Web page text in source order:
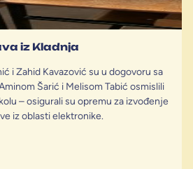
iz Kladnja
i Zahid Kavazović su u dogovoru sa
Šarić i Melisom Tabić osmislili
– osigurali su opremu za izvođenje
iz oblasti elektronike.